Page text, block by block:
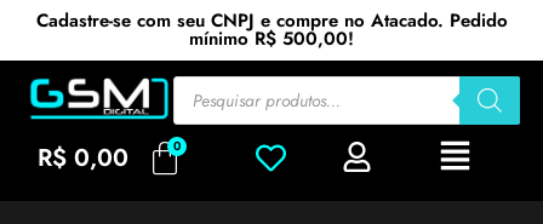
Cadastre-se com seu CNPJ e compre no Atacado. Pedido
mínimo R$ 500,00!
R$ 0,00